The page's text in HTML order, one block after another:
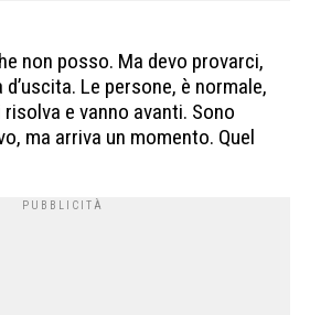
non posso. Ma devo provarci,
d’uscita. Le persone, è normale,
e vanno avanti. Sono
ma arriva un momento. Quel